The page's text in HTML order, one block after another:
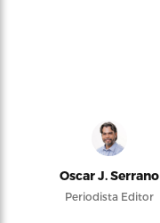
Oscar J. Serrano
Periodista Editor